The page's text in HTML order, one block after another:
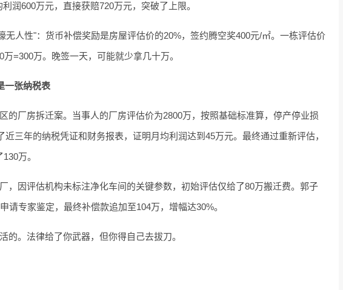
润600万元，直接获赔720万元，突破了上限。
无人性"：货币补偿奖励是房屋评估价的20%，签约腾空奖400元/㎡。一栋评估价
=300万。晚签一天，可能就少拿几十万。
一张纳税表
的厂房拆迁案。当事人的厂房评估价为2800万，按照基础标准算，停产停业损
三年的纳税凭证和财务报表，证明月均利润达到45万元。最终通过重新评估，
万。
，因评估机构未标注净化车间的关键参数，初始评估仅给了80万搬迁费。郭子
专家鉴定，最终补偿款追加至104万，增幅达30%。
的。法律给了你武器，但你得自己去拔刀。